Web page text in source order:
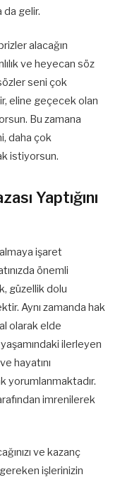
da gelir.
alacağın
ve heyecan söz
seni çok
eline geçecek olan
Bu zamana
daha çok
istiyorsun.
Yaptığını
işaret
önemli
güzellik dolu
Aynı zamanda hak
olarak elde
ilerleyen
hayatını
yorumlanmaktadır.
imrenilerek
ve kazanç
işlerinizin